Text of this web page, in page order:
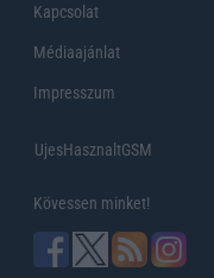
Kapcsolat
Médiaajánlat
Impresszum
UjesHasznaltGSM
Kövessen minket!